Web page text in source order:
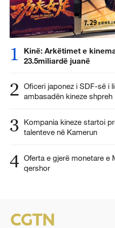
1
Kinë: Arkëtimet e
23.5miliardë juanë
2 Oficeri japonez i SDF-së i
ambasadën kineze
3
Kompania kineze startoi
talenteve në Kamerun
4 Oferta e gjerë monetare e
qershor